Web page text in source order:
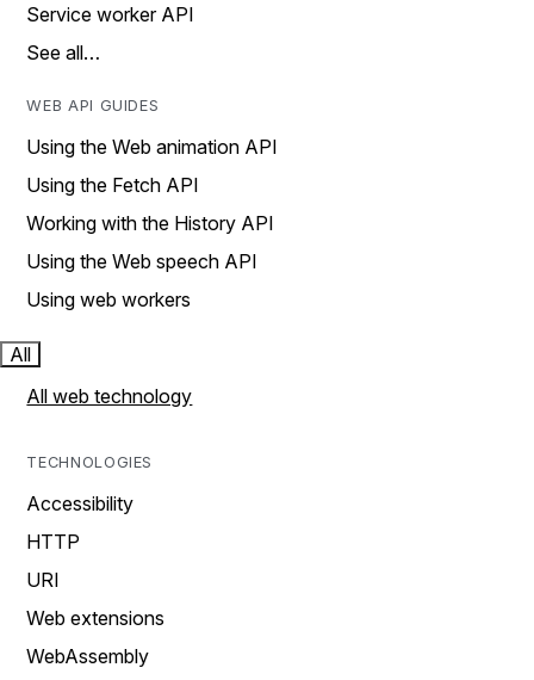
Service worker API
See all…
WEB API GUIDES
Using the Web animation API
Using the Fetch API
Working with the History API
Using the Web speech API
Using web workers
All
All web technology
TECHNOLOGIES
Accessibility
HTTP
URI
Web extensions
WebAssembly